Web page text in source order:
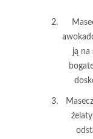
ją na